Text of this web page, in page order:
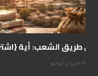
على طريق الشعب: أية
07 حزيران/يونيو